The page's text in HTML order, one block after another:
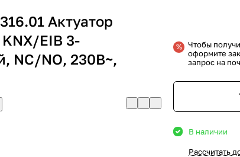
Актуатор
EIB 3-
NC/NO, 230В~,
Чтобы
оформите
запрос на
В наличии
Рассчитать